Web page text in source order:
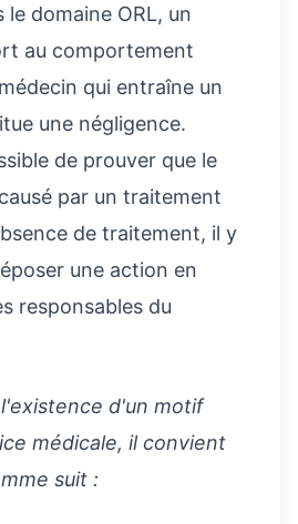
le domaine ORL, un
au comportement
qui entraîne un
une négligence.
de prouver que le
par un traitement
de traitement, il y
une action en
responsables du
d'un motif
médicale, il convient
suit :